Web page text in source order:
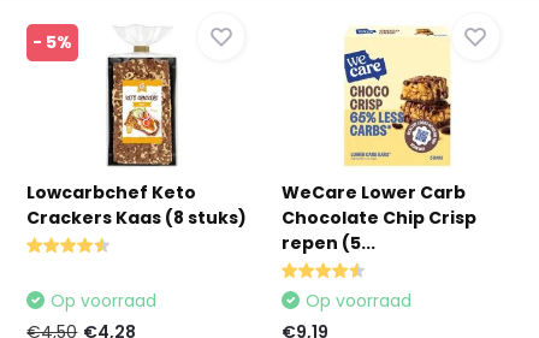
- 5%
Lowcarbchef Keto
Crackers Kaas (8 stuks)
Op voorraad
€4,50 €4,28
WeCare Lower Carb
Chocolate Chip Crisp
repen (5...
Op voorraad
€9,19